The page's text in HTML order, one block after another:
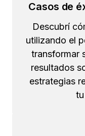
Casos de
Descubrí
utilizando el
transformar
resultados
estrategias